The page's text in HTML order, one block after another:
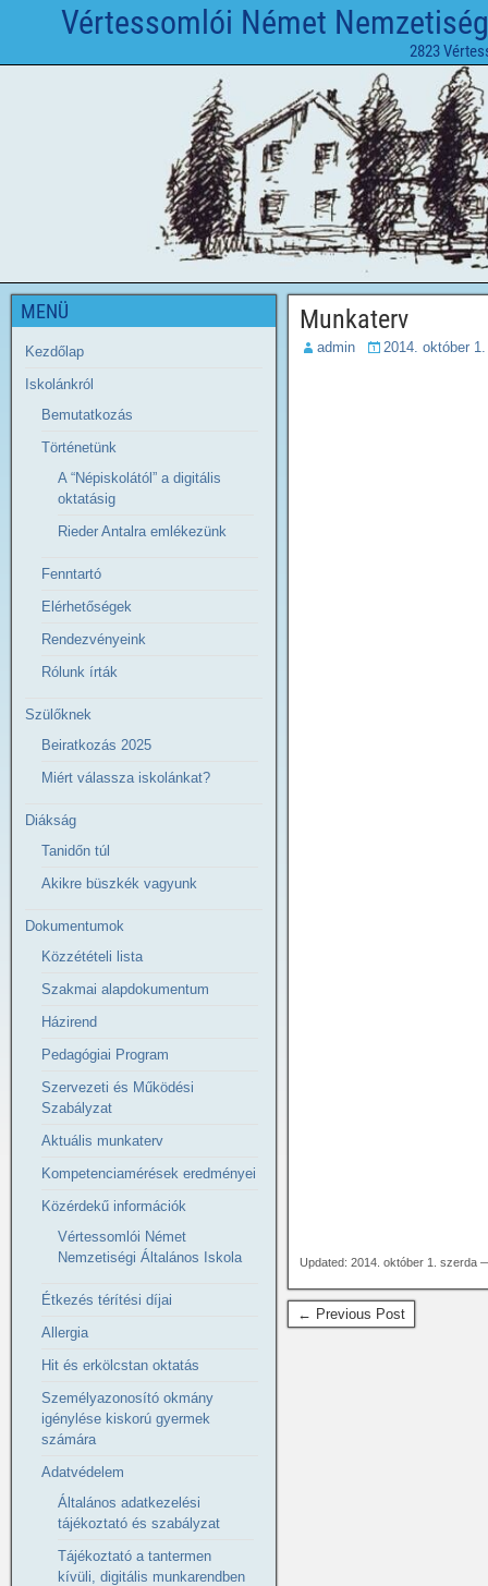
Vértessomlói Német
2823
Munkaterv
admin 2014. október
Updated: 2014. október 1. szerda
← Previous Post
MENÜ
Kezdőlap
Iskolánkról
Bemutatkozás
Történetünk
A “Népiskolától” a digitális
oktatásig
Rieder Antalra emlékezünk
Fenntartó
Elérhetőségek
Rendezvényeink
Rólunk írták
Szülőknek
Beiratkozás 2025
Miért válassza iskolánkat?
Diákság
Tanidőn túl
Akikre büszkék vagyunk
Dokumentumok
Közzétételi lista
Szakmai alapdokumentum
Házirend
Pedagógiai Program
Szervezeti és Működési
Szabályzat
Aktuális munkaterv
Kompetenciamérések eredményei
Közérdekű információk
Vértessomlói Német
Nemzetiségi Általános Iskola
Étkezés térítési díjai
Allergia
Hit és erkölcstan oktatás
Személyazonosító okmány
igénylése kiskorú gyermek
számára
Adatvédelem
Általános adatkezelési
tájékoztató és szabályzat
Tájékoztató a tantermen
kívüli, digitális munkarendben